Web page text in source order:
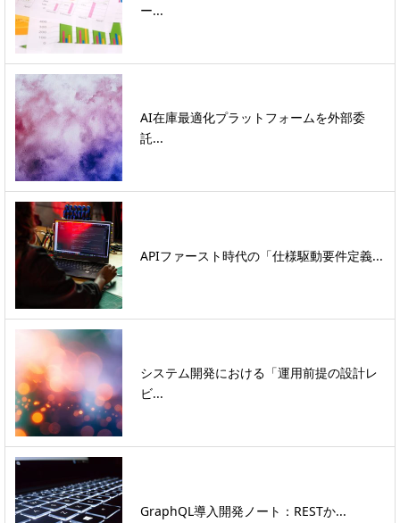
ー...
AI在庫最適化プラットフォームを外部委
託...
APIファースト時代の「仕様駆動要件定義...
システム開発における「運用前提の設計レ
ビ...
GraphQL導入開発ノート：RESTか...